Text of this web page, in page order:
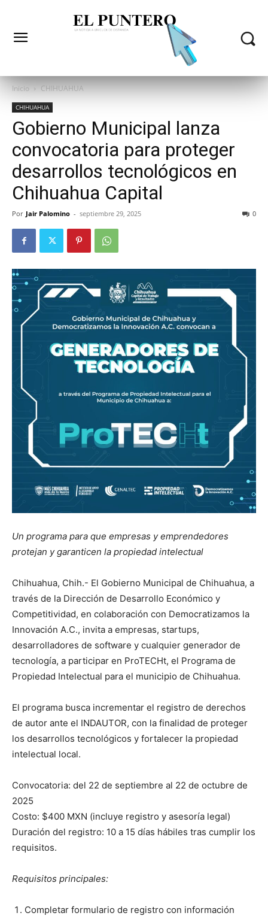
Inicio CHIHUAHUA
CHIHUAHUA
Gobierno Municipal lanza
convocatoria para proteger
desarrollos tecnológicos en
Chihuahua Capital
Por Jair Palomino - septiembre 29, 2025 0
Un programa para que empresas y emprendedores
protejan y garanticen la propiedad intelectual
Chihuahua, Chih.- El Gobierno Municipal de Chihuahua, a
través de la Dirección de Desarrollo Económico y
Competitividad, en colaboración con Democratizamos la
Innovación A.C., invita a empresas, startups,
desarrolladores de software y cualquier generador de
tecnología, a participar en ProTECHt, el Programa de
Propiedad Intelectual para el municipio de Chihuahua.
El programa busca incrementar el registro de derechos
de autor ante el INDAUTOR, con la finalidad de proteger
los desarrollos tecnológicos y fortalecer la propiedad
intelectual local.
Convocatoria: del 22 de septiembre al 22 de octubre de
2025
Costo: $400 MXN (incluye registro y asesoría legal)
Duración del registro: 10 a 15 días hábiles tras cumplir los
requisitos.
Requisitos principales:
Completar formulario de registro con información